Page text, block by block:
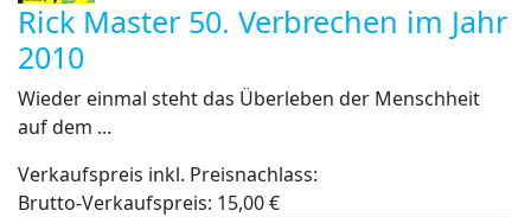
Rick Master 50. Verbrechen im Jahr
2010
Wieder einmal steht das Überleben der Menschheit
auf dem ...
Verkaufspreis inkl. Preisnachlass:
Brutto-Verkaufspreis: 15,00 €